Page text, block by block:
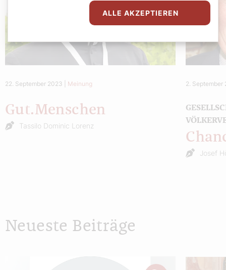
22. September 2023 Meinung
Gut.Menschen
Tassilo Dominic Lorenz
2. September
Josef
Neueste Beiträge
ALLE AKZEPTIEREN